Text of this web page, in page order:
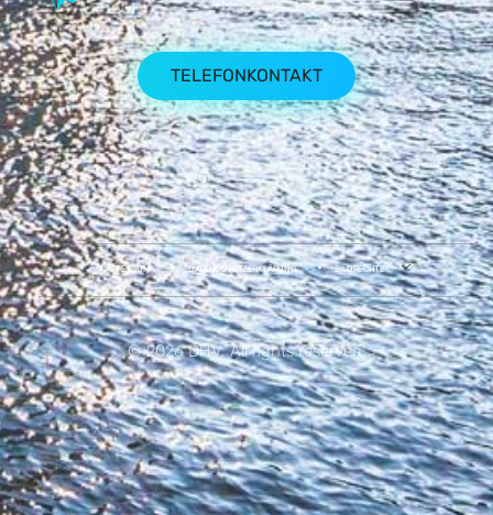
TELEFONKONTAKT
IMPRESSUM DATENSCHUTZERKLÄRUNG BILDRECHTE
© 2026 DHV. All rights reserved.